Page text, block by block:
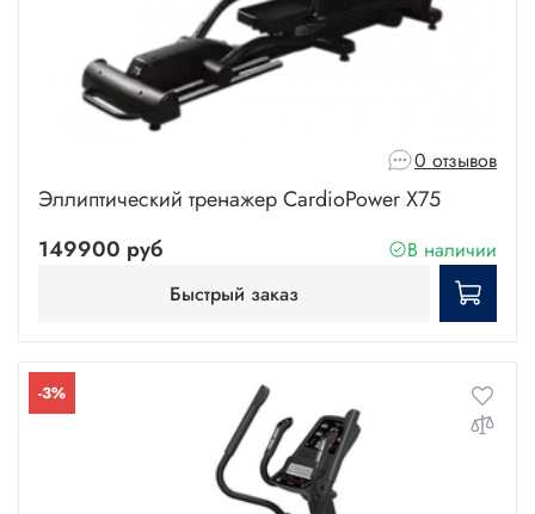
0 отзывов
Эллиптический тренажер CardioPower X75
149900 руб
В наличии
Быстрый заказ
-3%